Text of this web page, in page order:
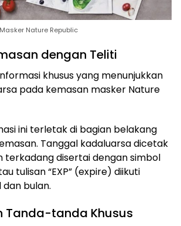
Nature Republic
dengan Teliti
khusus yang menunjukkan
pada kemasan masker Nature
ini terletak di bagian belakang
Tanggal kadaluarsa dicetak
terkadang disertai dengan simbol
tulisan “EXP” (expire) diikuti
bulan.
Tanda-tanda Khusus